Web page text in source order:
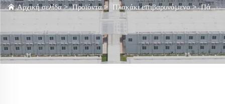
Αρχική σελίδα>Προϊόντα> Πλακάκι επιβαρυνόμενο>Πάνελ Μεσολαβιού Λάνθαστρου